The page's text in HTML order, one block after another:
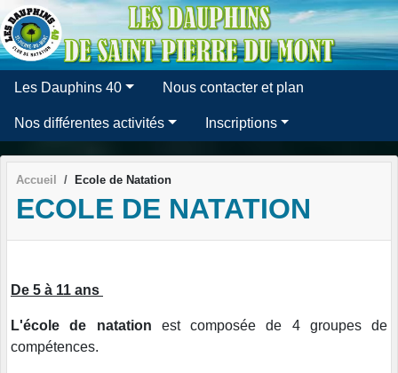
Les Dauphins 40 Nous contacter et plan
Nos différentes activités Inscriptions
Accueil Ecole de Natation
ECOLE DE NATATION
De 5 à 11 ans
L'école de natation est composée de 4 groupes de
compétences.
Panneau de gestion des cookies